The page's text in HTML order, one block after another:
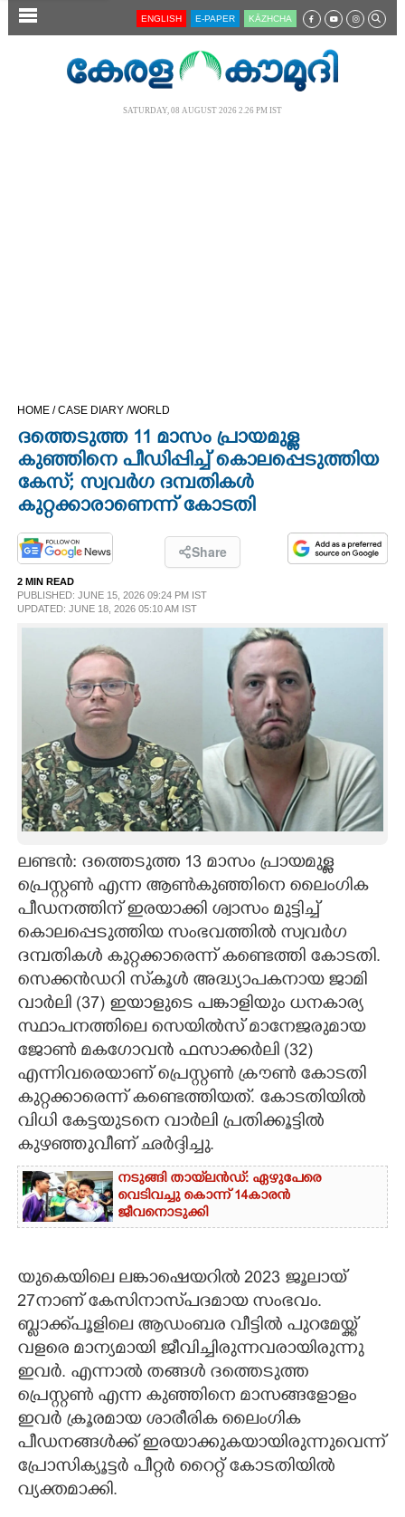
SECTIONS
OPINION
LIFESTYLE
SPIRITUAL
ASTRO
LITERATURE
CONTACT US
ENGLISH E-PAPER KĀZHCHA
SATURDAY, 08 AUGUST 2026 2.26 PM IST
HOME /CASE DIARY /WORLD
ദത്തെടുത്ത 11 മാസം പ്രായമുള്ള
കുഞ്ഞിനെ പീഡിപ്പിച്ച് കൊലപ്പെടുത്തിയ
കേസ്; സ്വവർഗ ദമ്പതികൾ
കുറ്റക്കാരാണെന്ന് കോടതി
Share
2 MIN READ
PUBLISHED: JUNE 15, 2026 09:24 PM IST
UPDATED: JUNE 18, 2026 05:10 AM IST
ലണ്ടൻ: ദത്തെടുത്ത 13 മാസം പ്രായമുള്ള
പ്രെസ്റ്റൺ എന്ന ആൺകുഞ്ഞിനെ ലൈംഗിക
പീഡനത്തിന് ഇരയാക്കി ശ്വാസം മുട്ടിച്ച്
കൊലപ്പെടുത്തിയ സംഭവത്തിൽ സ്വവർഗ
ദമ്പതികൾ കുറ്റക്കാരെന്ന് കണ്ടെത്തി കോടതി.
സെക്കൻഡറി സ്‌കൂൾ അദ്ധ്യാപകനായ ജാമി
വാർലി (37) ഇയാളുടെ പങ്കാളിയും ധനകാര്യ
സ്ഥാപനത്തിലെ സെയിൽസ് മാനേജരുമായ
ജോൺ മകഗോവൻ ഫസാക്കർലി (32)
എന്നിവരെയാണ് പ്രെസ്റ്റൺ ക്രൗൺ കോടതി
കുറ്റക്കാരെന്ന് കണ്ടെത്തിയത്. കോടതിയിൽ
വിധി കേട്ടയുടനെ വാർലി പ്രതിക്കൂട്ടിൽ
കുഴഞ്ഞുവീണ് ഛർദ്ദിച്ചു.
നടുങ്ങി തായ്‌ലൻഡ്: ഏഴുപേരെ
വെടിവച്ചു കൊന്ന് 14കാരൻ
ജീവനൊടുക്കി
യുകെയിലെ ലങ്കാഷെയറിൽ 2023 ജൂലായ്
27നാണ് കേസിനാസ്‌പദമായ സംഭവം.
ബ്ലാക്ക്പൂളിലെ ആഡംബര വീട്ടിൽ പുറമേയ്ക്ക്
വളരെ മാന്യമായി ജീവിച്ചിരുന്നവരായിരുന്നു
ഇവർ. എന്നാൽ തങ്ങൾ ദത്തെടുത്ത
പ്രെസ്റ്റൺ എന്ന കുഞ്ഞിനെ മാസങ്ങളോളം
ഇവർ ക്രൂരമായ ശാരീരിക ലൈംഗിക
പീഡനങ്ങൾക്ക് ഇരയാക്കുകയായിരുന്നുവെന്ന്
പ്രോസിക്യൂട്ടർ പീറ്റർ റൈറ്റ് കോടതിയിൽ
വ്യക്തമാക്കി.